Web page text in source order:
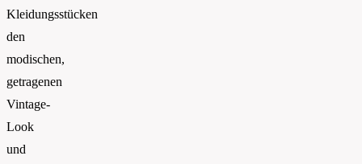
Kleidungsstücken
den
modischen,
getragenen
Vintage-
Look
und